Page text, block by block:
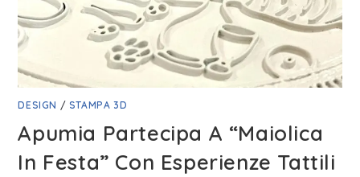
DESIGN / STAMPA 3D
Apumia Partecipa A “Maiolica
In Festa” Con Esperienze Tattili